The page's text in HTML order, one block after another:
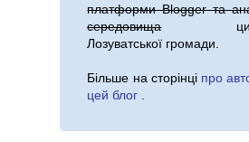
платформи Blogger та
середовища
Лозуватської громади.
Більше на сторінці про
цей блог